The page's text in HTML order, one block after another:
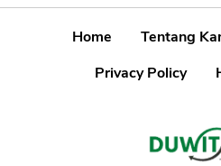
Home Tentang
Privacy Policy